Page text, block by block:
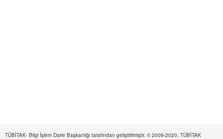
TÜBİTAK- Bilgi İşlem Daire Başkanlığı tarafından geliştirilmiştir. © 2009-2020, TÜBİTAK